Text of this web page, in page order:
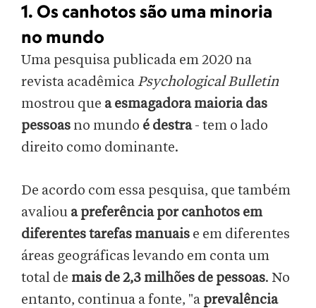
1. Os canhotos são uma minoria
no mundo
Uma pesquisa publicada em 2020 na
revista acadêmicaPsychological Bulletin
mostrou que a esmagadora maioria das
pessoas no mundo é destra- tem o lado
direito como dominante.
De acordo com essa pesquisa, que também
avaliou a preferência por canhotos em
diferentes tarefas manuais e em diferentes
áreas geográficas levando em conta um
total de mais de 2,3 milhões de pessoas. No
entanto, continua a fonte, "a prevalência